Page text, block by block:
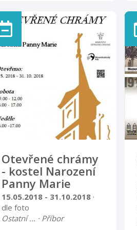
podporou osvěty mobilního
hospice Strom Života. Místo
galerie Návštěvnického
centra
Otevřené chrámy
- kostel Narození
Panny Marie
15.05.2018 - 31.10.2018 ·
dle foto
Ostatní ... · Příbor